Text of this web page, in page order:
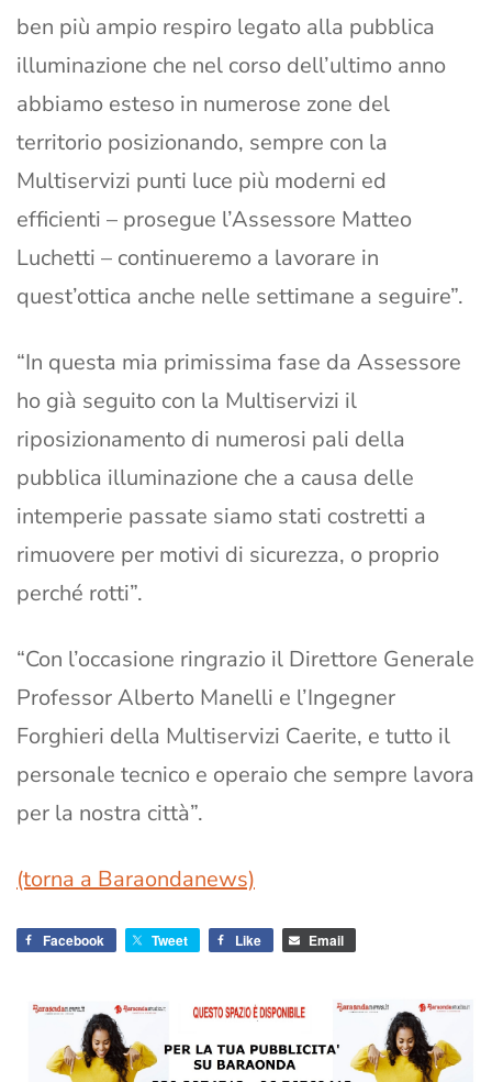
ben più ampio respiro legato alla pubblica
illuminazione che nel corso dell’ultimo anno
abbiamo esteso in numerose zone del
territorio posizionando, sempre con la
Multiservizi punti luce più moderni ed
efficienti – prosegue l’Assessore Matteo
Luchetti – continueremo a lavorare in
quest’ottica anche nelle settimane a seguire”.
“In questa mia primissima fase da Assessore
ho già seguito con la Multiservizi il
riposizionamento di numerosi pali della
pubblica illuminazione che a causa delle
intemperie passate siamo stati costretti a
rimuovere per motivi di sicurezza, o proprio
perché rotti”.
“Con l’occasione ringrazio il Direttore Generale
Professor Alberto Manelli e l’Ingegner
Forghieri della Multiservizi Caerite, e tutto il
personale tecnico e operaio che sempre lavora
per la nostra città”.
(torna a Baraondanews)
Facebook Tweet Like Email